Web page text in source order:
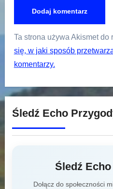
Ta strona używa Akismet do
się, w jaki sposób
komentarzy.
Śledź Echo
Śledź
Dołącz do społeczności